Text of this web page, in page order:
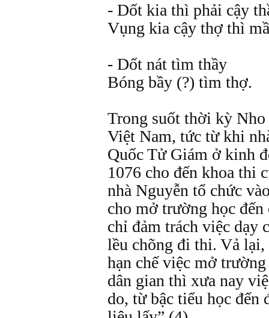
- Dốt kia thì phải cậy
Vụng kia cậy thợ thì
- Dốt nát tìm thầy
Bóng bầy (?) tìm thợ.
Trong suốt thời kỳ
Việt Nam, tức từ khi
Quốc Tử Giám ở kinh
1076 cho đến khoa thi
nhà Nguyễn tổ chức
cho mở trường học đến
chỉ đảm trách việc dạy
lều chõng đi thi. Vả
hạn chế việc mở
dân gian thì xưa nay
do, từ bậc tiểu học đến